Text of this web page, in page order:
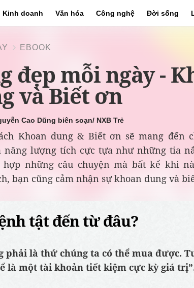
Kinh doanh Văn hóa Công nghệ Đời sống
EBOOK
đẹp mỗi ngày -
và Biết ơn
Cao Dũng biên soạn/ NXB Trẻ
Khoan dung & Biết ơn sẽ mang đến
năng lượng tích cực tựa như những tia
hợp những câu chuyện mà bất kể khi
bạn cũng cảm nhận sự khoan dung và
tật đến từ đâu?
phải là thứ chúng ta có thể mua được.
là một tài khoản tiết kiệm cực kỳ giá